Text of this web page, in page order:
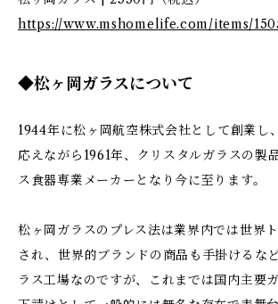
https://www.mshomelife.com/items/
◆松ヶ岡ガラスについて
1944年に松ヶ岡航空株式会社として創業し
応えながら1961年、クリスタルガラスの製
ス食器専業メーカーとなり今に至ります。
松ヶ岡ガラスのプレス法は業界内では世界
され、世界的ブランドの商品も手掛けるな
ラス工場なのですが、これまでは国内主要